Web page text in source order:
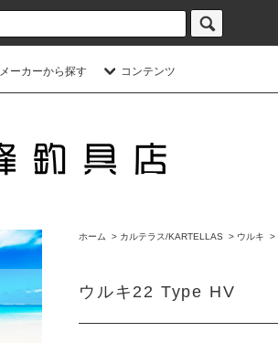
メーカーから探す コンテンツ
ホーム > カルテラス/KARTELLAS > ウルキ >
ウルキ22 Type HV